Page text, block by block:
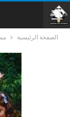
الصفحة الرئيسية